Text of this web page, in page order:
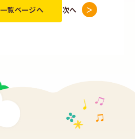
一覧ページへ 次へ